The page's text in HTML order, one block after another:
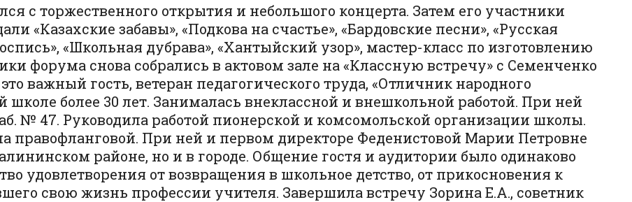
с торжественного открытия и небольшого концерта. Затем его участники
«Казахские забавы», «Подкова на счастье», «Бардовские песни», «Русская
«Школьная дубрава», «Хантыйский узор», мастер-класс по изготовлению
форума снова собрались в актовом зале на «Классную встречу» с Семенченко
важный гость, ветеран педагогического труда, «Отличник народного
школе более 30 лет. Занималась внеклассной и внешкольной работой. При ней
№ 47. Руководила работой пионерской и комсомольской организации школы.
При ней и первом директоре Феденистовой Марии Петровне
районе, но и в городе. Общение гостя и аудитории было одинаково
удовлетворения от возвращения в школьное детство, от прикосновения к
свою жизнь профессии учителя. Завершила встречу Зорина Е.А., советник